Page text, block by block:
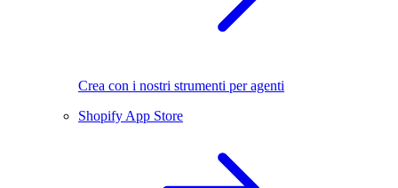
Crea con i nostri strumenti per agenti
Shopify App Store